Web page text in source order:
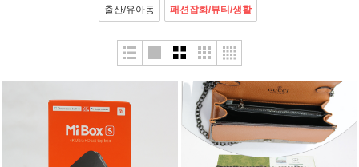
출산/유아동 패션잡화/뷰티/생활